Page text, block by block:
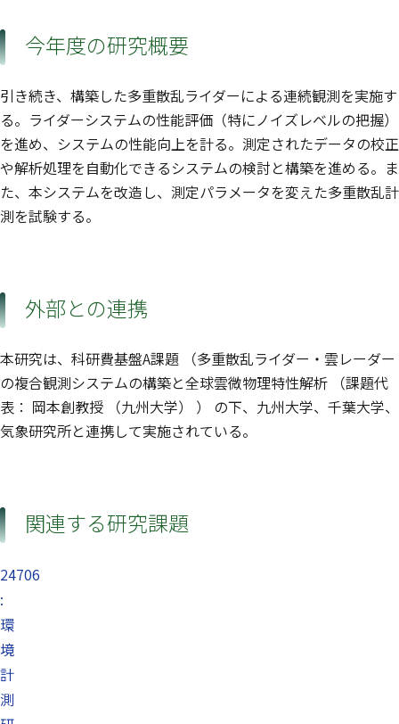
今年度の研究概要
引き続き、構築した多重散乱ライダーによる連続観測を実施す
る。ライダーシステムの性能評価（特にノイズレベルの把握）
を進め、システムの性能向上を計る。測定されたデータの校正
や解析処理を自動化できるシステムの検討と構築を進める。ま
た、本システムを改造し、測定パラメータを変えた多重散乱計
測を試験する。
外部との連携
本研究は、科研費基盤A課題 （多重散乱ライダー・雲レーダー
の複合観測システムの構築と全球雲微物理特性解析 （課題代
表： 岡本創教授 （九州大学） ） の下、九州大学、千葉大学、
気象研究所と連携して実施されている。
関連する研究課題
24706
:
環
境
計
測